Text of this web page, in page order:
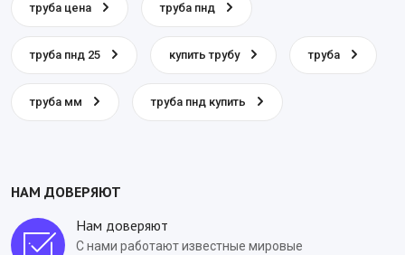
труба цена труба пнд
труба пнд 25 купить трубу труба
труба мм труба пнд купить
НАМ ДОВЕРЯЮТ
Нам доверяют
С нами работают известные мировые